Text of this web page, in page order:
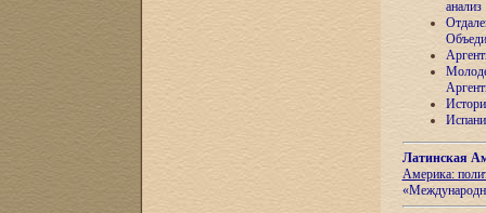
анализ
Латинская
Америка: